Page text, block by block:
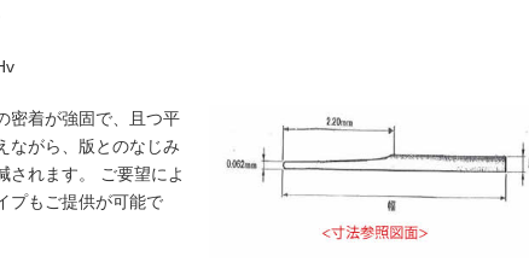
Hv
密着が強固で、且つ平
ながら、版とのなじみ
されます。 ご要望によ
プもご提供が可能で